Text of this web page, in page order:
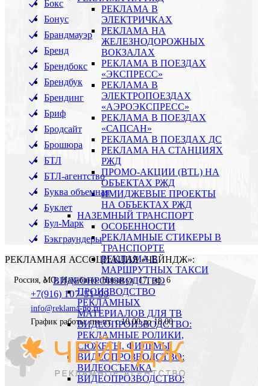
РЕКЛАМА В
ЭЛЕКТРИЧКАХ
РЕКЛАМА НА
ЖЕЛЕЗНОДОРОЖНЫХ
ВОКЗАЛАХ
РЕКЛАМА В ПОЕЗДАХ
«ЭКСПРЕСС»
РЕКЛАМА В
ЭЛЕКТРОПОЕЗДАХ
«АЭРОЭКСПРЕСС»
РЕКЛАМА В ПОЕЗДАХ
«САПСАН»
РЕКЛАМА В ПОЕЗДАХ ДС
РЕКЛАМА НА СТАНЦИЯХ
РЖД
ПРОМО-АКЦИИ (BTL) НА
ОБЪЕКТАХ РЖД
ИМИДЖЕВЫЕ ПРОЕКТЫ
НА ОБЪЕКТАХ РЖД
НАЗЕМНЫЙ ТРАНСПОРТ
ОСОБЕННОСТИ
РЕКЛАМНЫЕ СТИКЕРЫ В
ТРАНСПОРТЕ
РЕКЛАМА В
МАРШРУТНЫХ ТАКСИ
ВИДЕОПРОИЗВОДСТВО
ПРОИЗВОДСТВО
РЕКЛАМНЫХ
МАТЕРИАЛОВ ДЛЯ ТВ
ВИДЕОПРОИЗВОДСТВО:
РЕКЛАМНЫЕ РОЛИКИ,
СЮЖЕТЫ, ФИЛЬМЫ
ВИДЕОПРОЗВОДСТВО:
ВИДЕОСЪЕМКА
ВИДЕОПРОЗВОДСТВО:
Бокс
Бонус
Брандмауэр
Бренд
Брендбокс
Брендбук
Брендинг
Бриф
Бродсайт
Брошюра
БТЛ
БТЛ-агентство
Буква объемная
Буклет
Бул-Марк
Бэкграундеры
РЕКЛАМНАЯ АССОЦИАЦИЯ «ЧЕЙНДЖ»:
Россия,МО, Нахабино,Новая ул. 17, оф. 6
+7(916) 107-51-99
info@reklama-no.ru
График работы: пн-пт. с 10.00 до 18.00